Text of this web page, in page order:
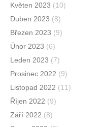
Květen 2023 (10)
Duben 2023 (8)
Březen 2023 (9)
Únor 2023 (6)
Leden 2023 (7)
Prosinec 2022 (9)
Listopad 2022 (11)
Říjen 2022 (9)
Září 2022 (8)